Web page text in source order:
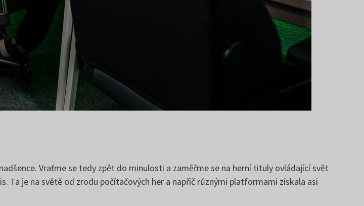
Vraťme se tedy zpět do minulosti a zaměřme se na herní tituly ovládající svět
Ta je na světě od zrodu počítačových her a napříč různými platformami získala asi